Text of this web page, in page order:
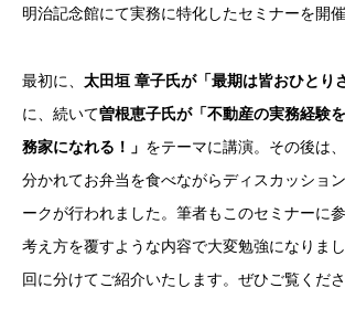
明治記念館にて実務に特化したセミナーを開催
最初に、 太田垣 章子氏が「最期は皆おひとり
に、続いて曽根恵子氏が「不動産の実務経験
務家になれる！」 をテーマに講演。その後は
分かれてお弁当を食べながらディスカッショ
ークが行われました。筆者もこのセミナーに
考え方を覆すような内容で大変勉強になりま
回に分けてご紹介いたします。ぜひご覧くださ